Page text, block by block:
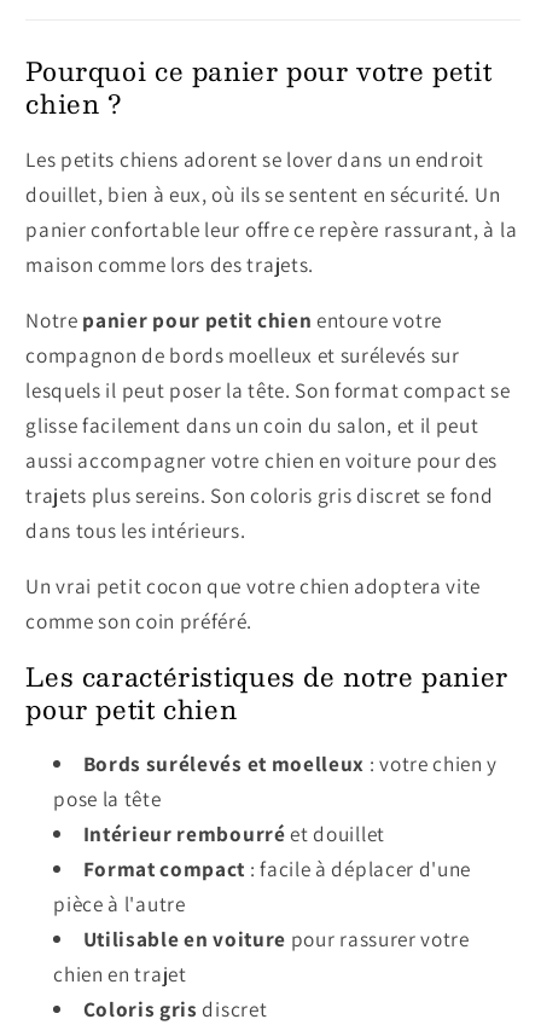
Pourquoi ce panier pour votre petit
chien ?
Les petits chiens adorent se lover dans un endroit
douillet, bien à eux, où ils se sentent en sécurité. Un
panier confortable leur offre ce repère rassurant, à la
maison comme lors des trajets.
Notre panier pour petit chien entoure votre
compagnon de bords moelleux et surélevés sur
lesquels il peut poser la tête. Son format compact se
glisse facilement dans un coin du salon, et il peut
aussi accompagner votre chien en voiture pour des
trajets plus sereins. Son coloris gris discret se fond
dans tous les intérieurs.
Un vrai petit cocon que votre chien adoptera vite
comme son coin préféré.
Les caractéristiques de notre panier
pour petit chien
Bords surélevés et moelleux : votre chien y
pose la tête
Intérieur rembourréet douillet
Format compact : facile à déplacer d'une
pièce à l'autre
Utilisable en voiture pour rassurer votre
chien en trajet
Coloris gris discret